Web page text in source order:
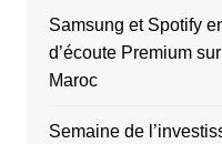
Samsung et Spotify
d’écoute Premium
Maroc
Semaine de